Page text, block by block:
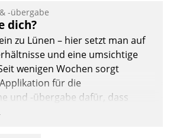
für
-übergabe
dich?
zu Lünen – hier setzt man auf
und eine umsichtige
wenigen Wochen sorgt
für die
und -übergabe dafür, dass
kommen und, so es sein muss,